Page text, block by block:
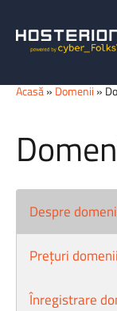
Acasă» Domenii »
Despre
Prețuri
Înregistrare